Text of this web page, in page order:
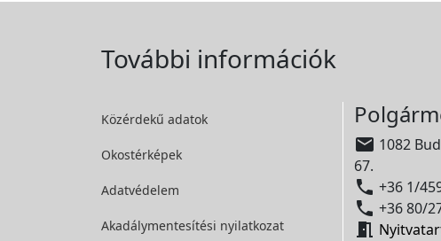
További információk
Közérdekű adatok
Okostérképek
Adatvédelem
Akadálymentesítési nyilatkozat
 1082
67.
 +36 1/
 +36 80/
